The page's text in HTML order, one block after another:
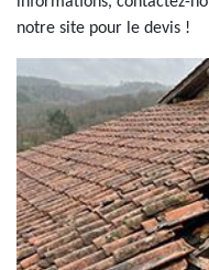
notre site pour le devis !